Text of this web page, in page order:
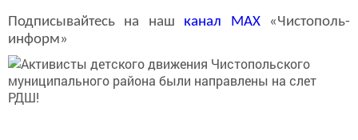
Подписывайтесь на наш канал MAX«Чистополь-
информ»